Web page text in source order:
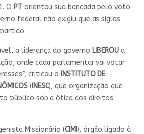
O PTorientou sua bancada pelo voto
federal não exigiu que as siglas
a liderança do governo LIBEROUa
onde cada parlamentar vai votar
criticou o INSTITUTO DE
( INESC), que organização que
público sob a ótica dos direitos
Missionário (CIMI ), órgão ligado à